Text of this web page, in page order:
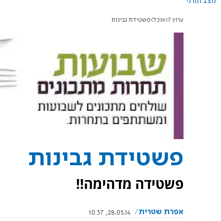
ערוץ 7 אוכל פשטידת גבינות
פשטידת גבינות
פשטידה מדהימה!!
אפרת שטרית 28.05.14, 10:37